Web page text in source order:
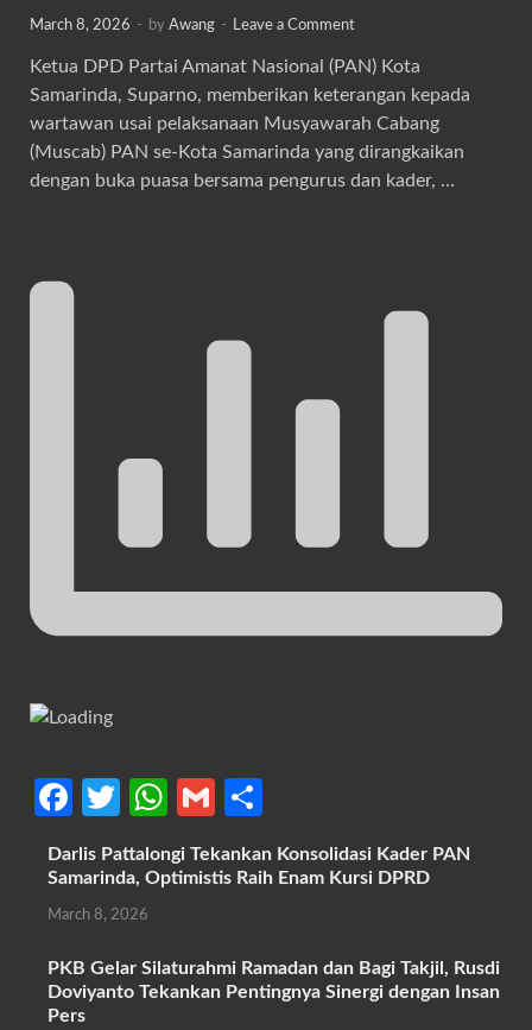
March 8, 2026 - by Awang - Leave a Comment
Ketua DPD Partai Amanat Nasional (PAN) Kota
Samarinda, Suparno, memberikan keterangan kepada
wartawan usai pelaksanaan Musyawarah Cabang
(Muscab) PAN se-Kota Samarinda yang dirangkaikan
dengan buka puasa bersama pengurus dan kader, …
Fa
b
o
k
T
itt
er
W
at
p
G
ail ar
Darlis Pattalongi Tekankan Konsolidasi Kader PAN
Samarinda, Optimistis Raih Enam Kursi DPRD
March 8, 2026
PKB Gelar Silaturahmi Ramadan dan Bagi Takjil, Rusdi
Doviyanto Tekankan Pentingnya Sinergi dengan Insan
Pers